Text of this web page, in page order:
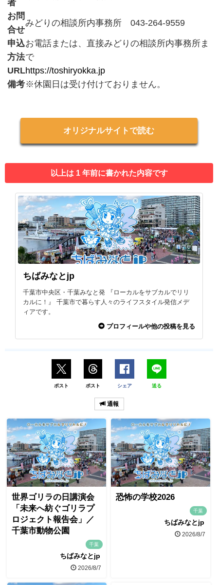
者
お問
合せ
みどりの相談所内事務所 043-264-9559
申込
方法
お電話または、直接みどりの相談所内事務所ま
で
URLhttps://toshiryokka.jp
備考※休園日は受け付けておりません。
オリジナルサイトで読む
以上は 1 年前に書かれた内容です
ちばみなとjp
千葉市中央区・千葉みなと発 『ローカルをサブカルでリリ
カルに！』 千葉市で暮らす人々のライフスタイル発信メデ
ィアです。
プロフィールや他の投稿を見る
ポスト ポスト シェア 送る
通報
世界ゴリラの日講演会
「未来へ紡ぐゴリラプ
ロジェクト報告会」／
千葉市動物公園
千葉
ちばみなとjp
2026/8/7
恐怖の学校2026
千葉
ちばみなとjp
2026/8/7